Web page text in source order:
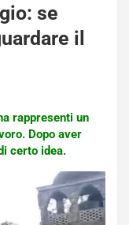
se
il
rappresenti un
Dopo aver
certo idea.